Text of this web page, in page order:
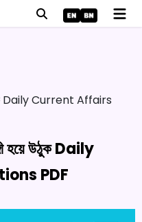
উঠুক Daily Current Affairs
হয়ে উঠুক Daily
PDF